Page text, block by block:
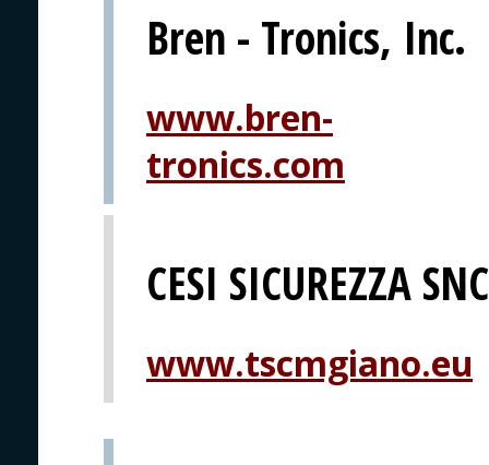
Bren - Tronics, Inc.
www.bren-
tronics.com
CESI SICUREZZA SNC
www.tscmgiano.eu